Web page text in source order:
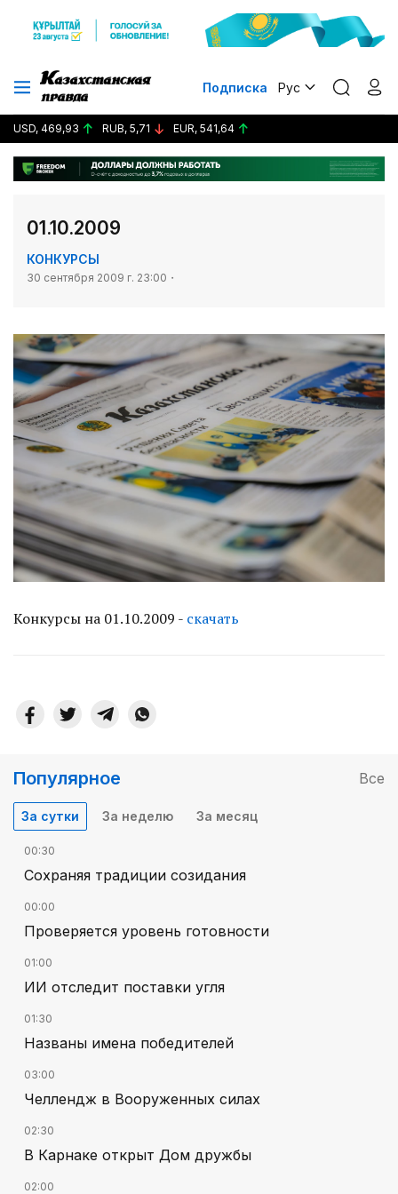
Подписка Рус
USD, 469,93 RUB, 5,71 EUR, 541,64
01.10.2009
КОНКУРСЫ
30 сентября 2009 г. 23:00
Конкурсы на 01.10.2009 - скачать
Популярное Все
За сутки За неделю За месяц
00:30
Сохраняя традиции созидания
00:00
Проверяется уровень готовности
01:00
ИИ отследит поставки угля
01:30
Названы имена победителей
03:00
Челлендж в Вооруженных силах
02:30
В Карнаке открыт Дом дружбы
02:00